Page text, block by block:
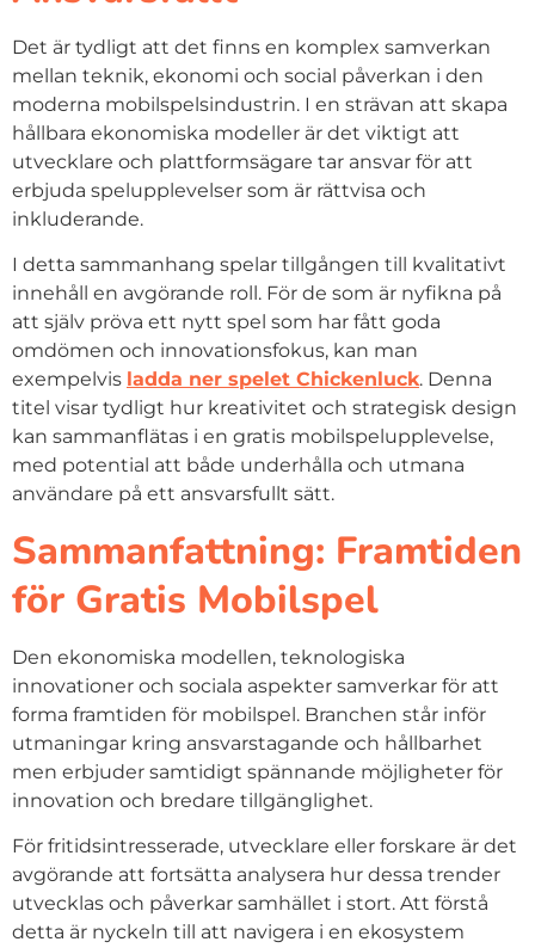
Det är tydligt att det finns en komplex samverkan
mellan teknik, ekonomi och social påverkan i den
moderna mobilspelsindustrin. I en strävan att skapa
hållbara ekonomiska modeller är det viktigt att
utvecklare och plattformsägare tar ansvar för att
erbjuda spelupplevelser som är rättvisa och
inkluderande.
I detta sammanhang spelar tillgången till kvalitativt
innehåll en avgörande roll. För de som är nyfikna på
att själv pröva ett nytt spel som har fått goda
omdömen och innovationsfokus, kan man
exempelvis ladda ner spelet Chickenluck. Denna
titel visar tydligt hur kreativitet och strategisk design
kan sammanflätas i en gratis mobilspelupplevelse,
med potential att både underhålla och utmana
användare på ett ansvarsfullt sätt.
Sammanfattning: Framtiden
för Gratis Mobilspel
Den ekonomiska modellen, teknologiska
innovationer och sociala aspekter samverkar för att
forma framtiden för mobilspel. Branchen står inför
utmaningar kring ansvarstagande och hållbarhet
men erbjuder samtidigt spännande möjligheter för
innovation och bredare tillgänglighet.
För fritidsintresserade, utvecklare eller forskare är det
avgörande att fortsätta analysera hur dessa trender
utvecklas och påverkar samhället i stort. Att förstå
detta är nyckeln till att navigera i en ekosystem